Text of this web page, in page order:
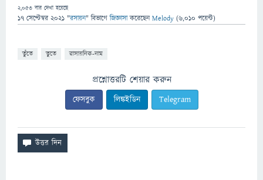
2,053 বার দেখা হয়েছে
17 সেপ্টেম্বর 2021 "রসায়ন" বিভাগে জিজ্ঞাসাকরেছেনMelody (6,010 পয়েন্ট)
তুঁতে তুতে রাসায়নিক-নাম
প্রশ্নোত্তরটি শেয়ার করুন
ফেসবুক লিঙ্কইডিন Telegram